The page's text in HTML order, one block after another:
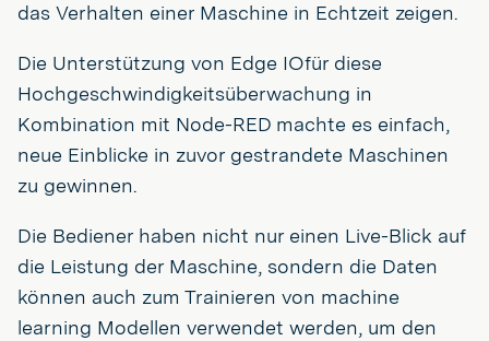
das Verhalten einer Maschine in Echtzeit zeigen.
Die Unterstützung von Edge IOfür diese
Hochgeschwindigkeitsüberwachung in
Kombination mit Node-RED machte es einfach,
neue Einblicke in zuvor gestrandete Maschinen
zu gewinnen.
Die Bediener haben nicht nur einen Live-Blick auf
die Leistung der Maschine, sondern die Daten
können auch zum Trainieren von machine
learning Modellen verwendet werden, um den